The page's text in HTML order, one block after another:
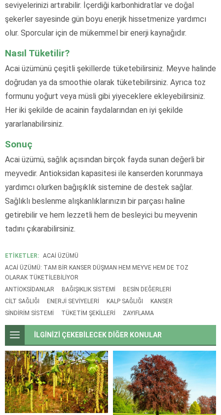
seviyelerinizi artırabilir. İçerdiği karbonhidratlar ve doğal
şekerler sayesinde gün boyu enerjik hissetmenize yardımcı
olur. Sporcular için de mükemmel bir enerji kaynağıdır.
Nasıl Tüketilir?
Acai üzümünü çeşitli şekillerde tüketebilirsiniz. Meyve halinde
doğrudan ya da smoothie olarak tüketebilirsiniz. Ayrıca toz
formunu yoğurt veya müsli gibi yiyeceklere ekleyebilirsiniz.
Her iki şekilde de acainin faydalarından en iyi şekilde
yararlanabilirsiniz.
Sonuç
Acai üzümü, sağlık açısından birçok fayda sunan değerli bir
meyvedir. Antioksidan kapasitesi ile kanserden korunmaya
yardımcı olurken bağışıklık sistemine de destek sağlar.
Sağlıklı beslenme alışkanlıklarınızın bir parçası haline
getirebilir ve hem lezzetli hem de besleyici bu meyvenin
tadını çıkarabilirsiniz.
ETİKETLER: ACAI ÜZÜMÜ
ACAI ÜZÜMÜ: TAM BIR KANSER DÜŞMAN HEM MEYVE HEM DE TOZ
OLARAK TÜKETILEBILIYOR
ANTIOKSIDANLAR
BAĞIŞIKLIK SISTEMI
BESIN DEĞERLERI
CILT SAĞLIĞI
ENERJI SEVIYELERI KALP SAĞLIĞI
KANSER
SINDIRIM SISTEMI
TÜKETIM ŞEKILLERI ZAYIFLAMA
İLGİNİZİ ÇEKEBİLECEK DİĞER KONULAR